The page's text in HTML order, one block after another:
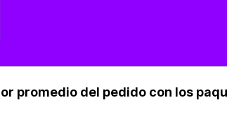
promedio del pedido con los